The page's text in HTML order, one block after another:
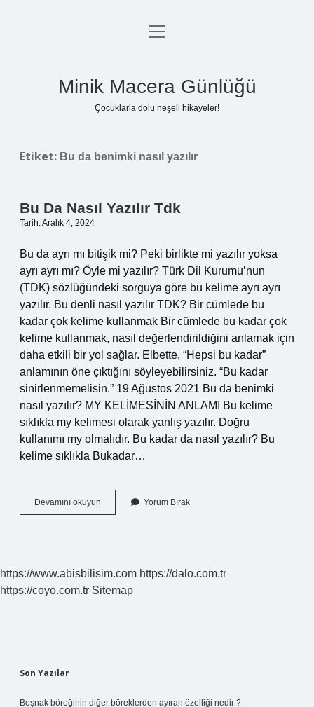
Anasayfa
menüyü
Minik Macera Günlüğü
Çocuklarla dolu neşeli hikayeler!
Etiket: Bu da benimki nasıl yazılır
Bu Da Nasıl Yazılır Tdk
Tarih: Aralık 4, 2024
Bu da ayrı mı bitişik mi? Peki birlikte mi yazılır yoksa
ayrı ayrı mı? Öyle mi yazılır? Türk Dil Kurumu’nun
(TDK) sözlüğündeki sorguya göre bu kelime ayrı ayrı
yazılır. Bu denli nasıl yazılır TDK? Bir cümlede bu
kadar çok kelime kullanmak Bir cümlede bu kadar çok
kelime kullanmak, nasıl değerlendirildiğini anlamak için
daha etkili bir yol sağlar. Elbette, “Hepsi bu kadar”
anlamının öne çıktığını söyleyebilirsiniz. “Bu kadar
sinirlenmemelisin.” 19 Ağustos 2021 Bu da benimki
nasıl yazılır? MY KELİMESİNİN ANLAMI Bu kelime
sıklıkla my kelimesi olarak yanlış yazılır. Doğru
kullanımı my olmalıdır. Bu kadar da nasıl yazılır? Bu
kelime sıklıkla Bukadar…
Devamını okuyun
Da
Yorum Bırak
https://www.abisbilisim.com https://dalo.com.tr
https://coyo.com.tr Sitemap
Sidebar
Son Yazılar
Boşnak böreğinin diğer böreklerden ayıran özelliği nedir ?